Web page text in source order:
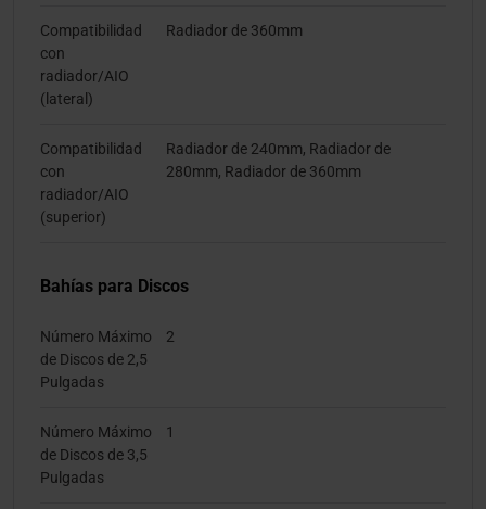
Compatibilidad
con
radiador/AIO
(lateral)
Radiador de 360mm
Compatibilidad
con
radiador/AIO
(superior)
Radiador de 240mm, Radiador de
280mm, Radiador de 360mm
Bahías para Discos
Número Máximo
de Discos de 2,5
Pulgadas
2
Número Máximo
de Discos de 3,5
Pulgadas
1